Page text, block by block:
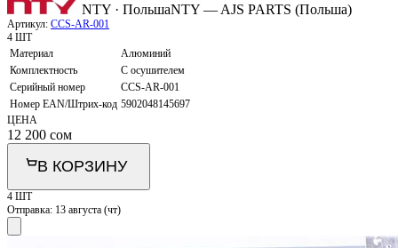
NTY · ПольшаNTY — AJS PARTS (Польша)
Артикул: CCS-AR-001
4 ШТ
Материал
Алюминий
Комплектность
С осушителем
Серийный номер
CCS-AR-001
Номер EAN/Штрих-код 5902048145697
ЦЕНА
12 200 сом
В КОРЗИНУ
4 ШТ
Отправка: 13 августа (чт)